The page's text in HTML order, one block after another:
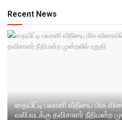
Recent News
தையிட்டி பவானி வீதியை மிக
வலி.வடக்கு தவிசாளர் நீதிமன்ற